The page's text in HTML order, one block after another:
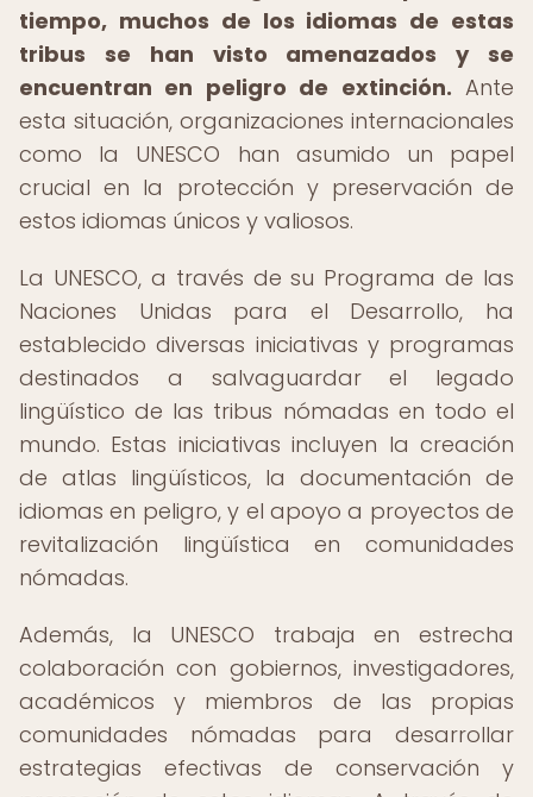
tiempo, muchos de los idiomas de estas
tribus se han visto amenazados y se
encuentran en peligro de extinción. Ante
esta situación, organizaciones internacionales
como la UNESCO han asumido un papel
crucial en la protección y preservación de
estos idiomas únicos y valiosos.
La UNESCO, a través de su Programa de las
Naciones Unidas para el Desarrollo, ha
establecido diversas iniciativas y programas
destinados a salvaguardar el legado
lingüístico de las tribus nómadas en todo el
mundo. Estas iniciativas incluyen la creación
de atlas lingüísticos, la documentación de
idiomas en peligro, y el apoyo a proyectos de
revitalización lingüística en comunidades
nómadas.
Además, la UNESCO trabaja en estrecha
colaboración con gobiernos, investigadores,
académicos y miembros de las propias
comunidades nómadas para desarrollar
estrategias efectivas de conservación y